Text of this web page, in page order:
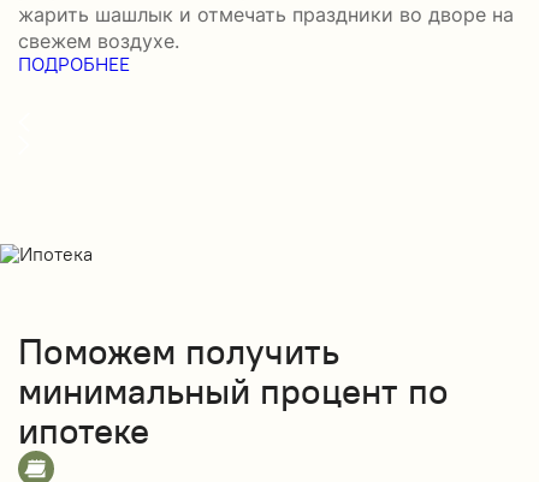
жарить шашлык и отмечать праздники во дворе на
свежем воздухе.
ПОДРОБНЕЕ
Поможем получить
минимальный процент по
ипотеке